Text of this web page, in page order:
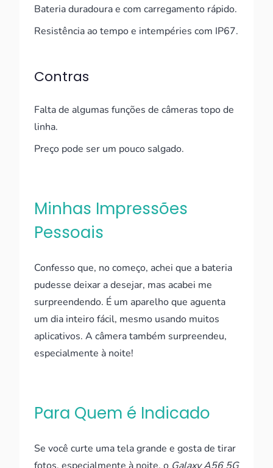
Bateria duradoura e com carregamento rápido.
Resistência ao tempo e intempéries com IP67.
Contras
Falta de algumas funções de câmeras topo de
linha.
Preço pode ser um pouco salgado.
Minhas Impressões
Pessoais
Confesso que, no começo, achei que a bateria
pudesse deixar a desejar, mas acabei me
surpreendendo. É um aparelho que aguenta
um dia inteiro fácil, mesmo usando muitos
aplicativos. A câmera também surpreendeu,
especialmente à noite!
Para Quem é Indicado
Se você curte uma tela grande e gosta de tirar